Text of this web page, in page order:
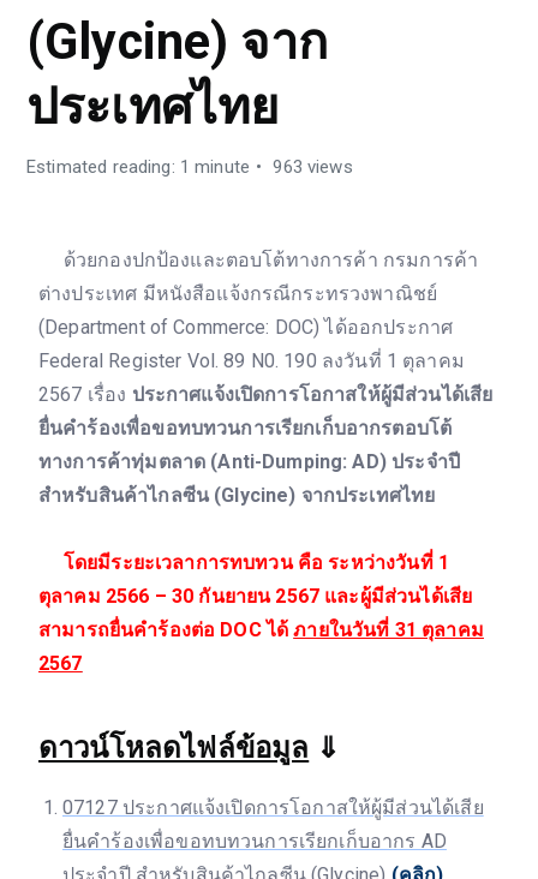
(Glycine) จาก
ประเทศไทย
Estimated reading: 1 minute 963 views
ด้วยกองปกป้องและตอบโต้ทางการค้า กรมการค้า
ต่างประเทศ มีหนังสือแจ้งกรณีกระทรวงพาณิชย์
(Department of Commerce: DOC) ได้ออกประกาศ
Federal Register Vol. 89 N0. 190 ลงวันที่ 1 ตุลาคม
2567 เรื่อง ประกาศแจ้งเปิดการโอกาสให้ผู้มีส่วนได้เสีย
ยื่นคำร้องเพื่อขอทบทวนการเรียกเก็บอากรตอบโต้
ทางการค้าทุ่มตลาด (Anti-Dumping: AD) ประจำปี
สำหรับสินค้าไกลซีน (Glycine) จากประเทศไทย
โดยมีระยะเวลาการทบทวน คือ ระหว่างวันที่ 1
ตุลาคม 2566 – 30 กันยายน 2567 และผู้มีส่วนได้เสีย
สามารถยื่นคำร้องต่อ DOC ได้ ภายในวันที่ 31 ตุลาคม
2567
ดาวน์โหลดไฟล์ข้อมูล ⇓
07127 ประกาศแจ้งเปิดการโอกาสให้ผู้มีส่วนได้เสีย
ยื่นคำร้องเพื่อขอทบทวนการเรียกเก็บอากร AD